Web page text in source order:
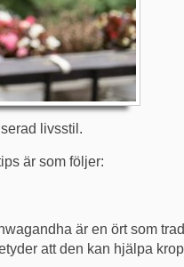
livsstil.
är som följer:
är en ört som
att den kan hjälpa